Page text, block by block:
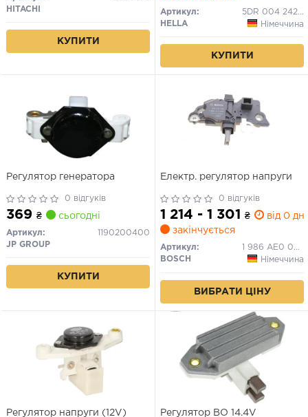
HITACHI
КУПИТИ
NISSAN PRIMERA 1.0-4.2
06.87-03.10
Артикул:
5DR 004 242-051
HELLA
Німеччина
КУПИТИ
Регулятор генератора
0 відгуків
369 ₴ сьогодні
Артикул:
1190200400
JP GROUP
КУПИТИ
Електр. регулятор напруги
0 відгуків
1 214 - 1 301 ₴
від 0 дн.
закінчується
Артикул:
1 986 AE0 066
BOSCH
Німеччина
ВИБРАТИ ЦІНУ
Регулятор напруги (12V)
Регулятор BO 14.4V